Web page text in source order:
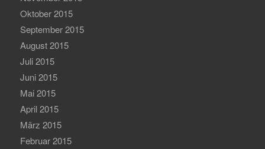
Oktober 2015
September 2015
August 2015
Juli 2015
Juni 2015
Mai 2015
April 2015
März 2015
Februar 2015